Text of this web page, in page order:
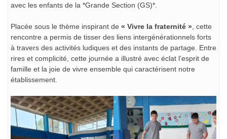
avec les enfants de la *Grande Section (GS)*.
Placée sous le thème inspirant de « Vivre la fraternité » , cette
rencontre a permis de tisser des liens intergénérationnels forts
à travers des activités ludiques et des instants de partage. Entre
rires et complicité, cette journée a illustré avec éclat l’esprit de
famille et la joie de vivre ensemble qui caractérisent notre
établissement.